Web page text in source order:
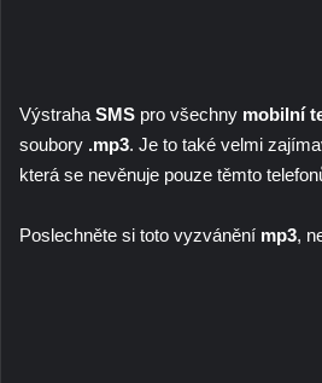
Výstraha SMS pro všechny mobilní
soubory .mp3. Je to také velmi
která se nevěnuje pouze těmto
Poslechněte si toto vyzvánění mp3,